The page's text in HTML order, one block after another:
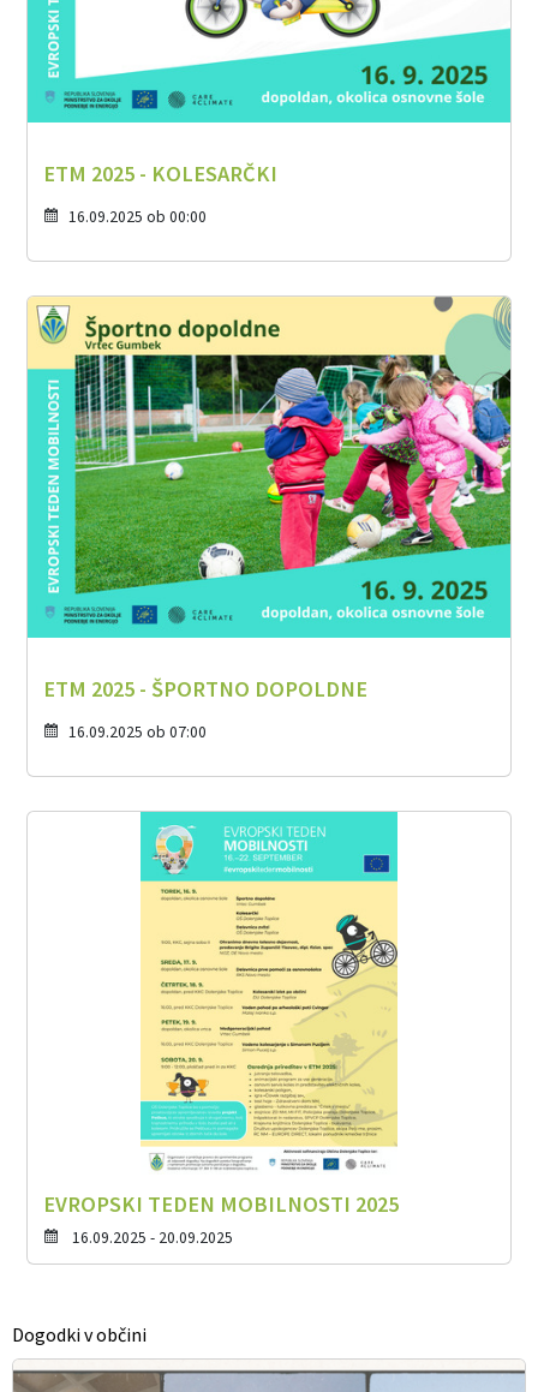
ETM 2025 - KOLESARČKI
16.09.2025 ob 00:00
ETM 2025 - ŠPORTNO DOPOLDNE
16.09.2025 ob 07:00
EVROPSKI TEDEN MOBILNOSTI 2025
16.09.2025 - 20.09.2025
Dogodki v občini